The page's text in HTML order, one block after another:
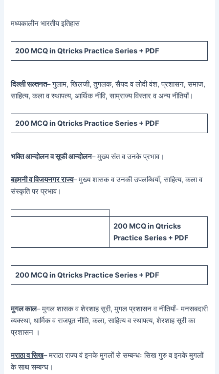
मध्यकालीन भारतीय इतिहास
200 MCQ in Qtricks Practice Series + PDF
दिल्ली सल्तनत– गुलाम, खिलजी, तुगलक, सैयद व लोदी वंश, प्रशासन, समाज,
साहित्य, कला व स्थापत्य, आर्थिक नीवि, साम्राज्य विस्तार व अन्य नीतियाँ।
200 MCQ in Qtricks Practice Series + PDF
भक्ति आन्दोलन व सूफी आन्दोलन– मुख्य संत व उनके प्रभाव।
बहमनी व विजयनगर राज्य– मुख्य शासक व उनकी उपलब्धियाँ, साहित्य, कला व
संस्कृति पर प्रभाव।
200 MCQ in Qtricks
Practice Series + PDF
200 MCQ in Qtricks Practice Series + PDF
मुगल काल– मुगल शासक व शेरशाह सूरी, मुगल प्रशासन व नीतियाँ- मनसबदारी
व्यक्स्था, धार्मिक व राजपूत नीति, कला, साहित्य व स्थापत्य, शेरशाह सूरी का
प्रशासन ।
मराठा व सिख– मराठा राज्य वं इनके मुगलों से सम्बन्धः सिख गुरु व इनके मुगलों
के साथ सम्बन्ध।